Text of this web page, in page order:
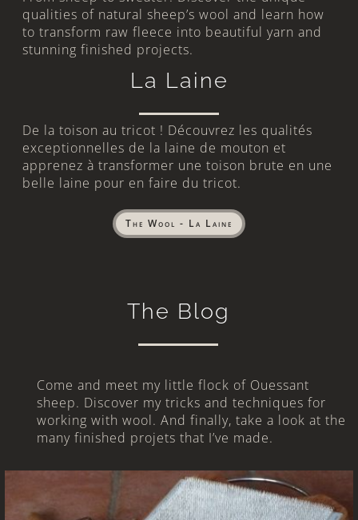
qualities of natural sheep’s wool and learn how
to transform raw fleece into beautiful yarn and
stunning finished projects.
La Laine
De la toison au tricot ! Découvrez les qualités
exceptionnelles de la laine de mouton et
apprenez à transformer une toison brute en une
belle laine pour en faire du tricot.
The Wool - La Laine
The Blog
Come and meet my little flock of Ouessant
sheep. Discover my tricks and techniques for
working with wool. And finally, take a look at the
many finished projets that I’ve made.